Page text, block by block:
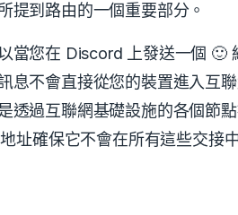
提到路由的一個重要部分。
當您在 Discord 上發送一個 🙂
息不會直接從您的裝置進入互
透過互聯網基礎設施的各個節
址確保它不會在所有這些交接